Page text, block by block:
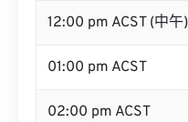
12:00 pm ACST (中午)
01:00 pm ACST
02:00 pm ACST